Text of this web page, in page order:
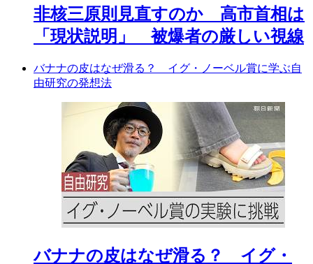
非核三原則見直すのか 高市首相は
「現状説明」 被爆者の厳しい視線
バナナの皮はなぜ滑る？ イグ・ノーベル賞に学ぶ自
由研究の発想法
バナナの皮はなぜ滑る？ イグ・